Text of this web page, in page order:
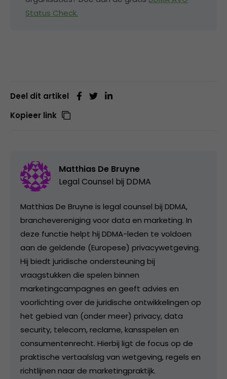
Status Check.
Deel dit artikel
Kopieer link
Matthias De Bruyne
Legal Counsel bij DDMA
Matthias De Bruyne is legal counsel bij DDMA,
branchevereniging voor data en marketing. In
deze functie helpt hij DDMA-leden te voldoen
aan de geldende (Europese) privacywetgeving.
Hij biedt juridische ondersteuning bij
vraagstukken die spelen binnen
marketingcampagnes en geeft advies en
voorlichting over de juridische ontwikkelingen op
het gebied van (onder meer) privacy, data
security, telecom, reclame, kansspelen en
consumentenrecht. Hierbij ligt de focus op de
praktische vertaalslag van wetgeving, regels en
richtlijnen naar de marketingpraktijk.